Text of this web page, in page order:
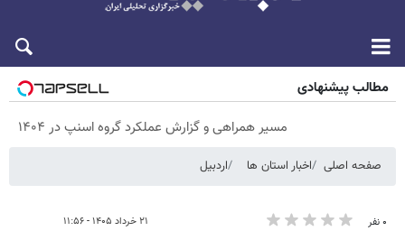
مطالب پیشنهادی
مسیر همراهی و گزارش عملکرد گروه اسنپ در ۱۴۰۴
صفحه اصلی اخبار استان ها اردبیل
۰ نفر ۲۱ خرداد ۱۴۰۵ - ۱۱:۵۶